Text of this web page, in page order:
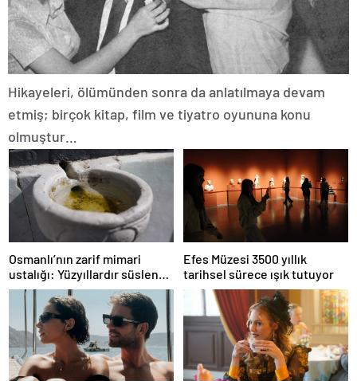
Hikayeleri, ölümünden sonra da anlatılmaya devam
etmiş; birçok kitap, film ve tiyatro oyununa konu
olmuştur…
Osmanlı’nın zarif mimari
ustalığı: Yüzyıllardır süslenen
kuş sebilleri ve çanakları
Efes Müzesi 3500 yıllık
tarihsel sürece ışık tutuyor